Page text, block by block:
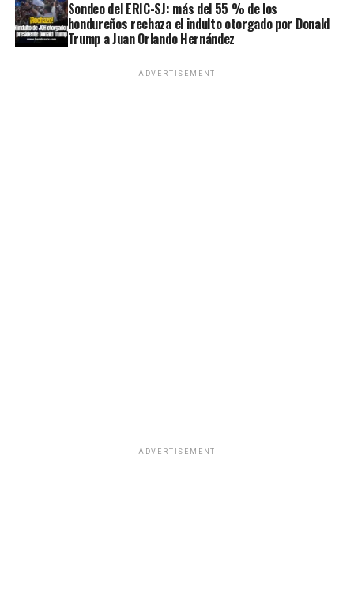
Sondeo del ERIC-SJ: más del 55 % de los
hondureños rechaza el indulto otorgado por Donald
Trump a Juan Orlando Hernández
ADVERTISEMENT
ADVERTISEMENT